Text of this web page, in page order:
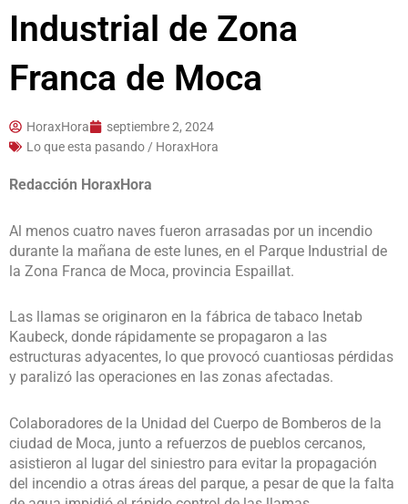
Industrial de Zona
Franca de Moca
HoraxHora
septiembre 2, 2024
Lo que esta pasando / HoraxHora
Redacción HoraxHora
Al menos cuatro naves fueron arrasadas por un incendio
durante la mañana de este lunes, en el Parque Industrial de
la Zona Franca de Moca, provincia Espaillat.
Las llamas se originaron en la fábrica de tabaco Inetab
Kaubeck, donde rápidamente se propagaron a las
estructuras adyacentes, lo que provocó cuantiosas pérdidas
y paralizó las operaciones en las zonas afectadas.
Colaboradores de la Unidad del Cuerpo de Bomberos de la
ciudad de Moca, junto a refuerzos de pueblos cercanos,
asistieron al lugar del siniestro para evitar la propagación
del incendio a otras áreas del parque, a pesar de que la falta